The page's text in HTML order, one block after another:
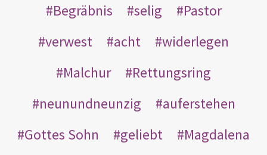
Begräbnis
selig
Pastor
verwest
acht
widerlegen
Malchur
Rettungsring
neunundneunzig
auferstehen
Gottes Sohn
geliebt
Magdalena